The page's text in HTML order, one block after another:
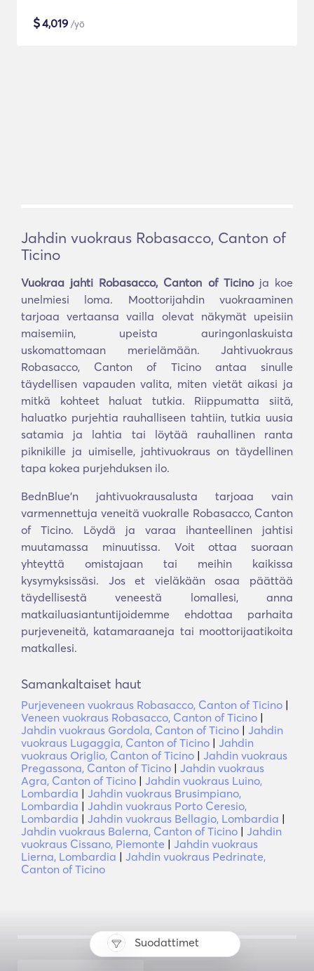
Suodattimet
$4,019 /yö
Jahdin vuokraus Robasacco, Canton of
Ticino
Vuokraa jahti Robasacco, Canton of Ticinoja koe
unelmiesi loma. Moottorijahdin vuokraaminen
tarjoaa vertaansa vailla olevat näkymät upeisiin
maisemiin, upeista auringonlaskuista
uskomattomaan merielämään. Jahtivuokraus
Robasacco, Canton of Ticino antaa sinulle
täydellisen vapauden valita, miten vietät aikasi ja
mitkä kohteet haluat tutkia. Riippumatta siitä,
haluatko purjehtia rauhalliseen tahtiin, tutkia uusia
satamia ja lahtia tai löytää rauhallinen ranta
piknikille ja uimiselle, jahtivuokraus on täydellinen
tapa kokea purjehduksen ilo.
BednBlue'n jahtivuokrausalusta tarjoaa vain
varmennettuja veneitä vuokralle Robasacco, Canton
of Ticino. Löydä ja varaa ihanteellinen jahtisi
muutamassa minuutissa. Voit ottaa suoraan
yhteyttä omistajaan tai meihin kaikissa
kysymyksissäsi. Jos et vieläkään osaa päättää
täydellisestä veneestä lomallesi, anna
matkailuasiantuntijoidemme ehdottaa parhaita
purjeveneitä, katamaraaneja tai moottorijaatikoita
matkallesi.
Samankaltaiset haut
Purjeveneen vuokraus Robasacco, Canton of Ticino |
Veneen vuokraus Robasacco, Canton of Ticino |
Jahdin vuokraus Gordola, Canton of Ticino | Jahdin
vuokraus Lugaggia, Canton of Ticino | Jahdin
vuokraus Origlio, Canton of Ticino | Jahdin vuokraus
Pregassona, Canton of Ticino | Jahdin vuokraus
Agra, Canton of Ticino | Jahdin vuokraus Luino,
Lombardia | Jahdin vuokraus Brusimpiano,
Lombardia | Jahdin vuokraus Porto Ceresio,
Lombardia | Jahdin vuokraus Bellagio, Lombardia |
Jahdin vuokraus Balerna, Canton of Ticino | Jahdin
vuokraus Cissano, Piemonte | Jahdin vuokraus
Lierna, Lombardia | Jahdin vuokraus Pedrinate,
Canton of Ticino